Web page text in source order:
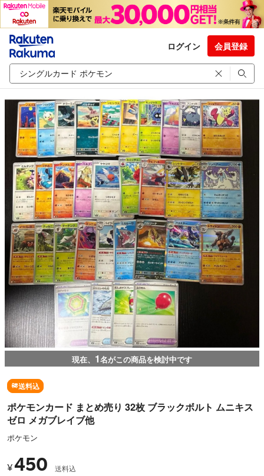
ログイン 会員登録
現在、 1名がこの商品を検討中です
送料込
ポケモンカード まとめ売り 32枚 ブラックボルト ムニキス
ゼロ メガブレイブ他
ポケモン
¥450 送料込